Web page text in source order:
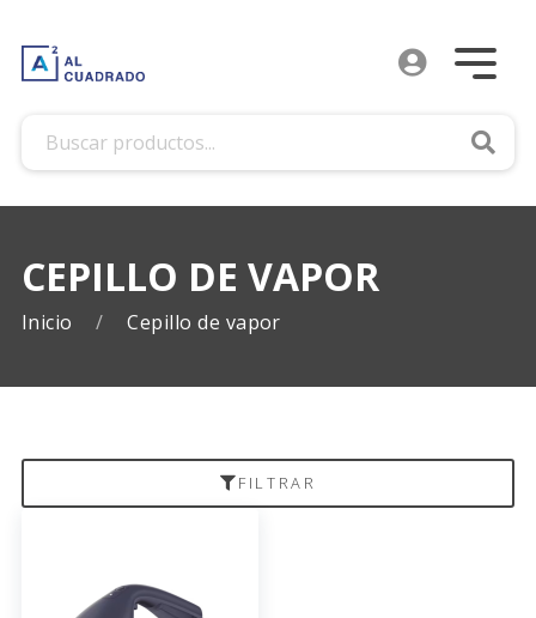
CEPILLO DE VAPOR
Inicio Cepillo de vapor
FILTRAR